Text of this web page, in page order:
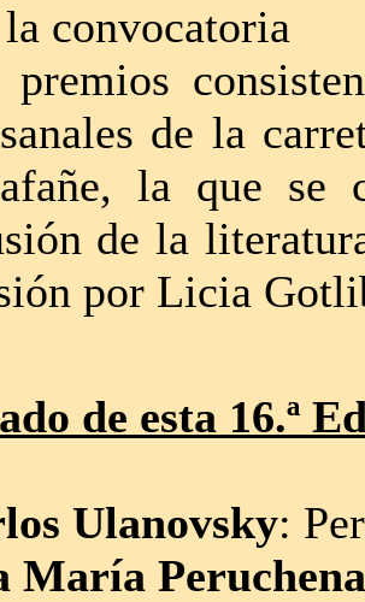
convocatoria
premios
de la
la que se
de la
por Licia
de esta 16.ª
Ulanovsky:
María